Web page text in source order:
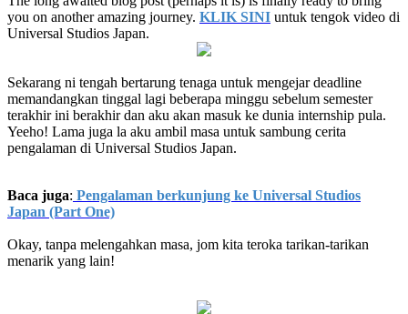
you on another amazing journey. KLIK SINI untuk tengok video di
Universal Studios Japan.
Sekarang ni tengah bertarung tenaga untuk mengejar deadline
memandangkan tinggal lagi beberapa minggu sebelum semester
terakhir ini berakhir dan aku akan masuk ke dunia internship pula.
Yeeho! Lama juga la aku ambil masa untuk sambung cerita
pengalaman di Universal Studios Japan.
Baca juga: Pengalaman berkunjung ke Universal Studios
Japan (Part One)
Okay, tanpa melengahkan masa, jom kita teroka tarikan-tarikan
menarik yang lain!